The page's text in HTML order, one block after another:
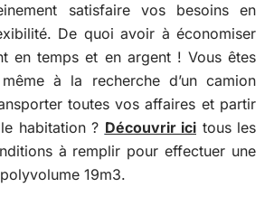
satisfaire vos besoins en
De quoi avoir à économiser
en temps et en argent ! Vous êtes
à la recherche d’un camion
toutes vos affaires et partir
habitation ? Découvrir ici tous les
à remplir pour effectuer une
19m3.